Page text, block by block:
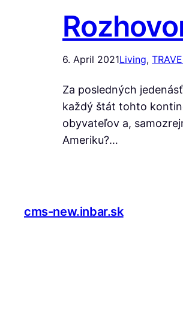
6. April 2021Living,
Za posledných
každý štát tohto
obyvateľov a,
Ameriku?…
cms-new.inbar.sk